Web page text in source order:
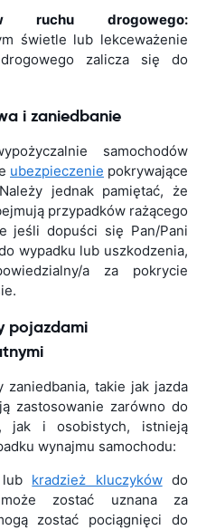
ruchu drogowego:
świetle lub lekceważenie
zalicza się do
i zaniedbanie
samochodów
ubezpieczenie pokrywające
jednak pamiętać, że
przypadków rażącego
jeśli dopuści się Pan/Pani
wypadku lub uszkodzenia,
a za pokrycie
pojazdami
takie jak jazda
zastosowanie zarówno do
jak i osobistych, istnieją
wynajmu samochodu:
kradzież kluczykówdo
zostać uznana za
zostać pociągnięci do